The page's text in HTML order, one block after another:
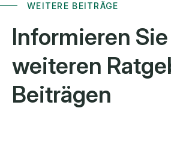
WEITERE BEITRÄGE
Informieren
weiteren
Beiträgen